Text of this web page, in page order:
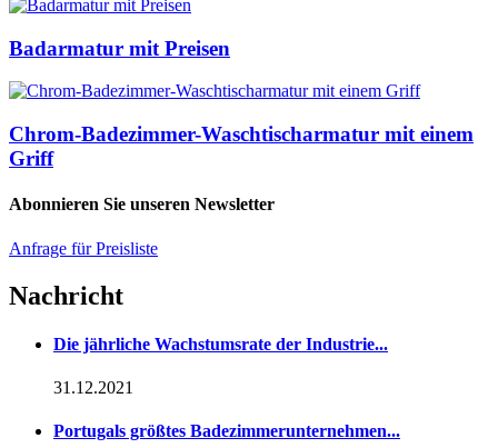
Badarmatur mit Preisen
Chrom-Badezimmer-Waschtischarmatur mit einem
Griff
Abonnieren Sie unseren Newsletter
Anfrage für Preisliste
Nachricht
Die jährliche Wachstumsrate der Industrie...
31.12.2021
Portugals größtes Badezimmerunternehmen...